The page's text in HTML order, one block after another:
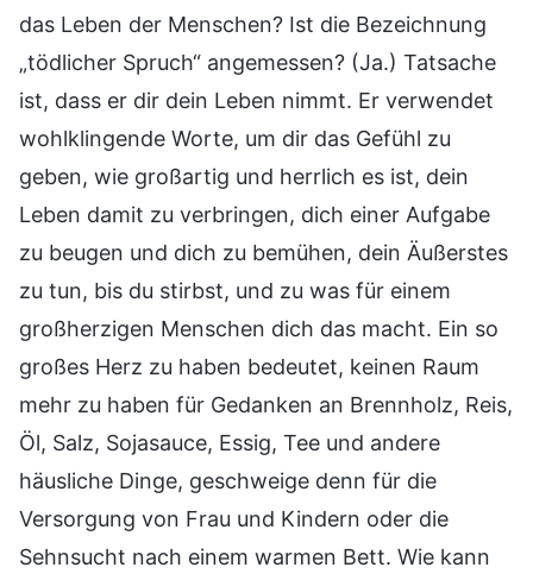
das Leben der Menschen? Ist die Bezeichnung
„tödlicher Spruch“ angemessen? (Ja.) Tatsache
ist, dass er dir dein Leben nimmt. Er verwendet
wohlklingende Worte, um dir das Gefühl zu
geben, wie großartig und herrlich es ist, dein
Leben damit zu verbringen, dich einer Aufgabe
zu beugen und dich zu bemühen, dein Äußerstes
zu tun, bis du stirbst, und zu was für einem
großherzigen Menschen dich das macht. Ein so
großes Herz zu haben bedeutet, keinen Raum
mehr zu haben für Gedanken an Brennholz, Reis,
Öl, Salz, Sojasauce, Essig, Tee und andere
häusliche Dinge, geschweige denn für die
Versorgung von Frau und Kindern oder die
Sehnsucht nach einem warmen Bett. Wie kann